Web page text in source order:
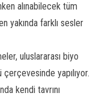
alınabilecek tüm
yakında farklı sesler
uluslararası biyo
yapılıyor.
kendi tavrını